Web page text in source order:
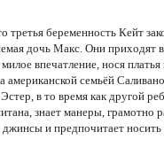
третья беременность Кейт
дочь Макс. Они
впечатление, нося
семьёй
в то время как другой
знает манеры, грамотно
джинсы и предпочитает